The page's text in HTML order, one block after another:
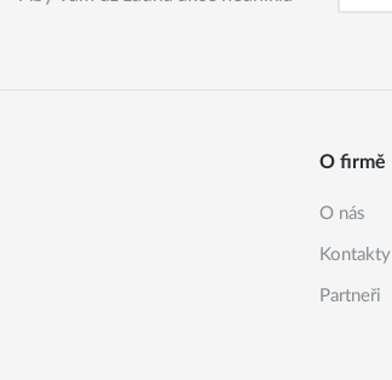
O firmě
O nás
Kontakty
Partneři